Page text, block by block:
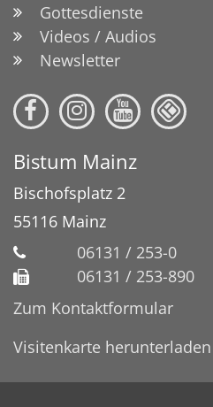
Gottesdienste
Videos / Audios
Newsletter
Bistum Mainz
Bischofsplatz 2
55116 Mainz
06131 / 253-0
06131 / 253-890
Zum Kontaktformular
Visitenkarte herunterladen